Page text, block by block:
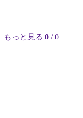
もっと見る 0 / 0